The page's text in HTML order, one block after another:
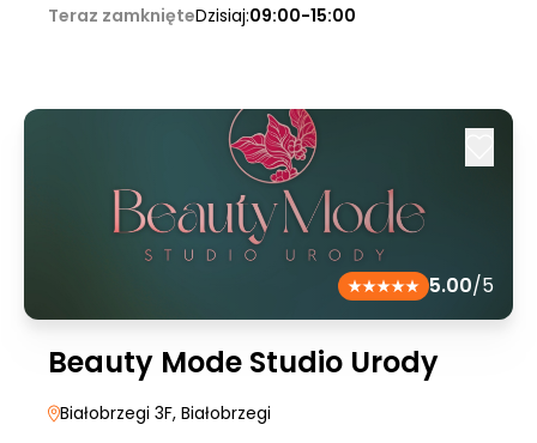
Teraz zamknięteDzisiaj:09:00-15:00
5.00/5
Beauty Mode Studio Urody
Białobrzegi 3F, Białobrzegi